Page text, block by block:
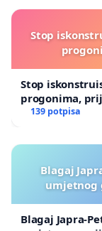
Stop
Stop
progonima,
139 potpisa
Blagaj
umjetnog
Blagaj Japra-